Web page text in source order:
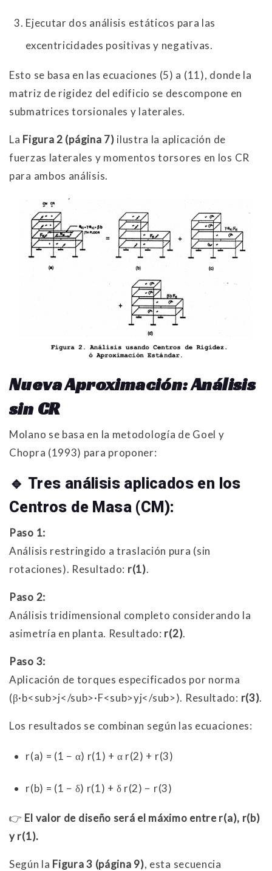
Ejecutar dos análisis estáticos para las
excentricidades positivas y negativas.
Esto se basa en las ecuaciones (5) a (11), donde la
matriz de rigidez del edificio se descompone en
submatrices torsionales y laterales.
La Figura 2 (página 7) ilustra la aplicación de
fuerzas laterales y momentos torsores en los CR
para ambos análisis.
Nueva Aproximación: Análisis
sin CR
Molano se basa en la metodología de Goel y
Chopra (1993) para proponer:
🔹 Tres análisis aplicados en los
Centros de Masa (CM):
Paso 1:
Análisis restringido a traslación pura (sin
rotaciones). Resultado: r(1).
Paso 2:
Análisis tridimensional completo considerando la
asimetría en planta. Resultado: r(2).
Paso 3:
Aplicación de torques especificados por norma
(β·b<sub>j</sub>·F<sub>yj</sub>). Resultado: r(3).
Los resultados se combinan según las ecuaciones:
r(a) = (1 − α) r(1) + α r(2) + r(3)
r(b) = (1 − δ) r(1) + δ r(2) − r(3)
👉 El valor de diseño será el máximo entre r(a), r(b)
y r(1).
Según la Figura 3 (página 9), esta secuencia